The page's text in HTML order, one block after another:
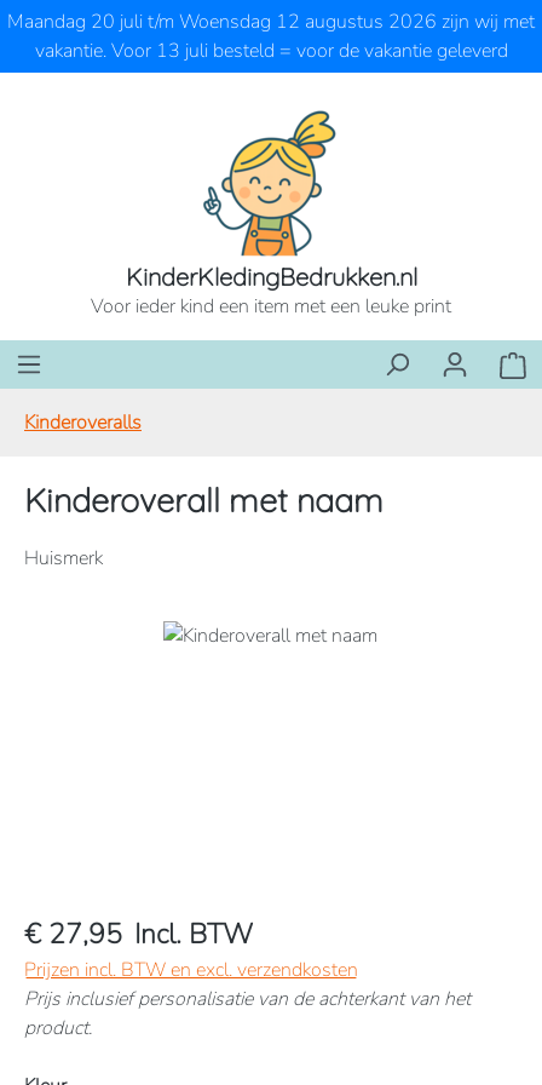
Ga naar de hoofdinhoud
Maandag 20 juli t/m Woensdag 12 augustus 2026 zijn wij met
vakantie. Voor 13 juli besteld = voor de vakantie geleverd
KinderKledingBedrukken.nl
Voor ieder kind een item met een leuke print
Kinderoveralls
Kinderoverall met naam
Huismerk
Afbeeldingengalerij overslaan
€ 27,95 Incl. BTW
Prijzen incl. BTW en excl. verzendkosten
Prijs inclusief personalisatie van de achterkant van het
product.